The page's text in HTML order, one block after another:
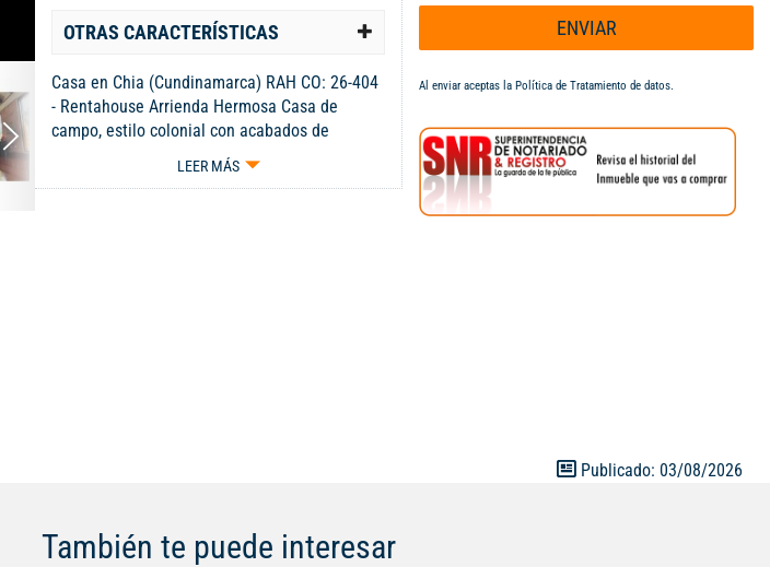
OTRAS CARACTERÍSTICAS
Casa en Chia (Cundinamarca) RAH CO: 26-404
- Rentahouse Arrienda Hermosa Casa de
campo, estilo colonial con acabados de
primera calidad y diseños unicos, amplios
espacios soleados e iluminados con vista a
LEER MÁS
ENVIAR
Al enviar aceptas la Política de Tratamiento de datos.
Publicado: 03/08/2026
También te puede interesar